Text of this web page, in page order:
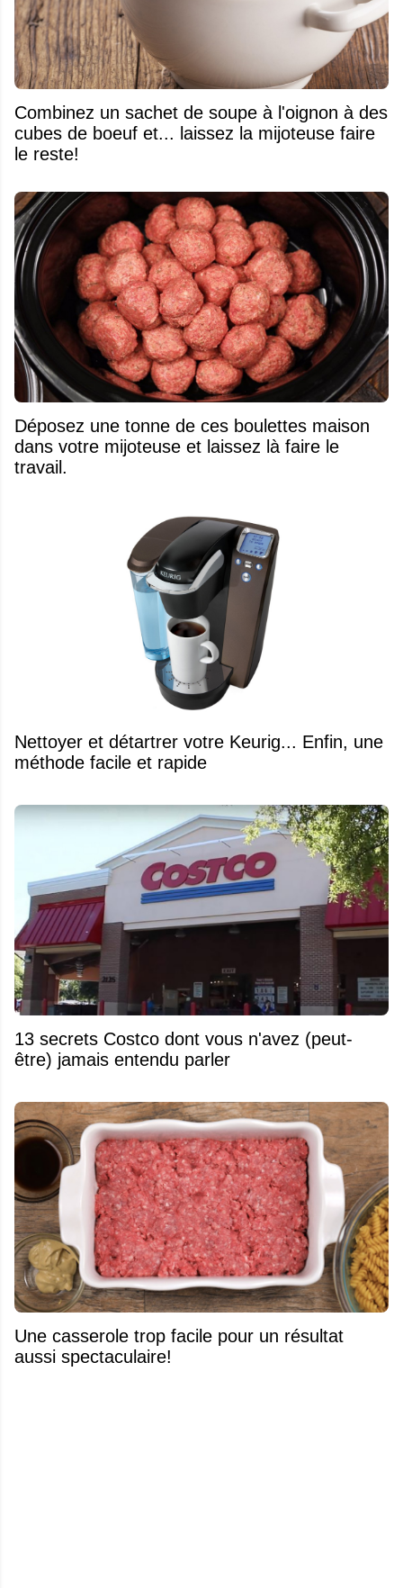
Combinez un sachet de soupe à l'oignon à des
cubes de boeuf et... laissez la mijoteuse faire
le reste!
Déposez une tonne de ces boulettes maison
dans votre mijoteuse et laissez là faire le
travail.
Nettoyer et détartrer votre Keurig... Enfin, une
méthode facile et rapide
13 secrets Costco dont vous n'avez (peut-
être) jamais entendu parler
Une casserole trop facile pour un résultat
aussi spectaculaire!